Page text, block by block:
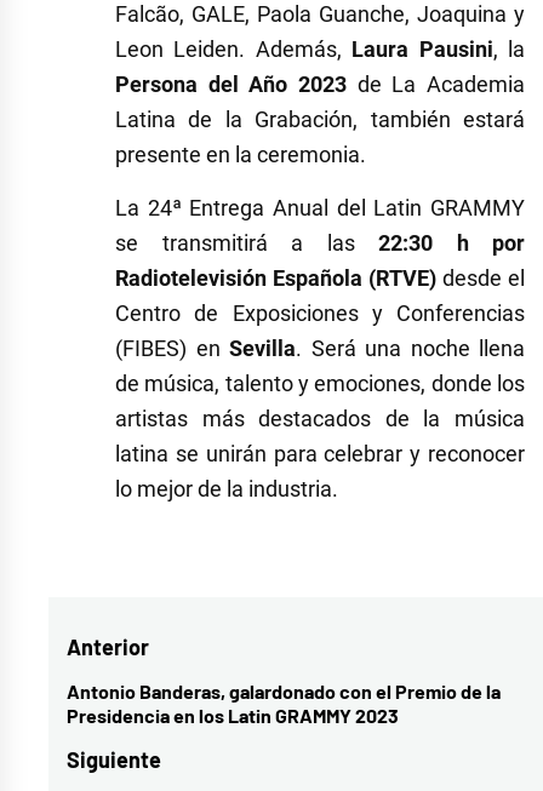
Falcão, GALE, Paola Guanche, Joaquina y
Leon Leiden. Además, Laura Pausini, la
Persona del Año 2023 de La Academia
Latina de la Grabación, también estará
presente en la ceremonia.
La 24ª Entrega Anual del Latin GRAMMY
se transmitirá a las22:30 h por
Radiotelevisión Española (RTVE) desde el
Centro de Exposiciones y Conferencias
(FIBES) en Sevilla. Será una noche llena
de música, talento y emociones, donde los
artistas más destacados de la música
latina se unirán para celebrar y reconocer
lo mejor de la industria.
Grammy
Latino,
Latin
Grammy
Navegación
de
Anterior
Entrada
anterior:
Antonio Banderas, galardonado con el Premio de la
Presidencia en los Latin GRAMMY 2023
Siguiente